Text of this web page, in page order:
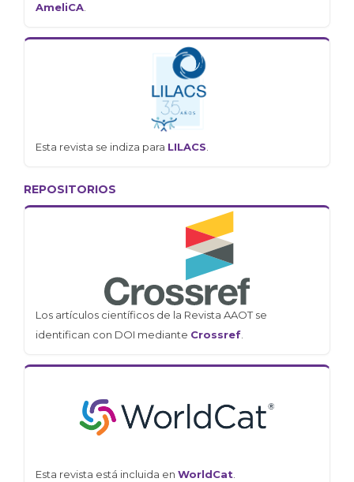
AmeliCA.
Esta revista se indiza para LILACS.
REPOSITORIOS
Los artículos científicos de la Revista AAOT se
identifican con DOI mediante Crossref.
Esta revista está incluida en WorldCat.